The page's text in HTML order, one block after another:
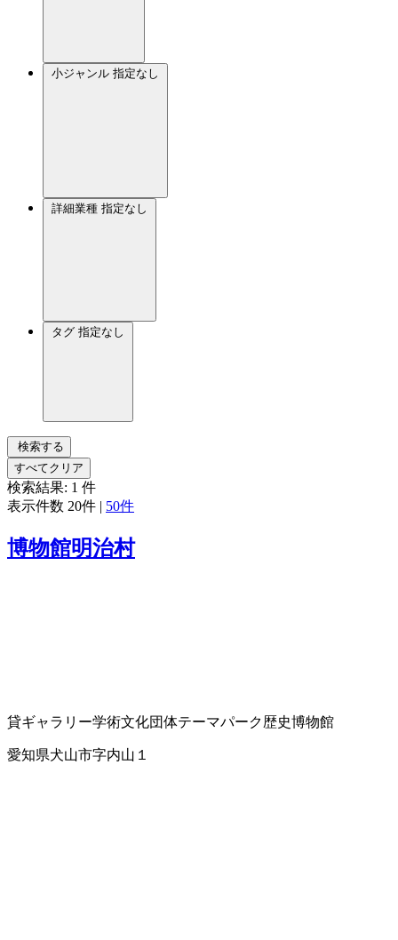
小ジャンル 指定なし
詳細業種 指定なし
タグ 指定なし
検索する
すべてクリア
検索結果: 1 件
表示件数 20件 | 50件
博物館明治村
貸ギャラリー学術文化団体テーマパーク歴史博物館
愛知県犬山市字内山１